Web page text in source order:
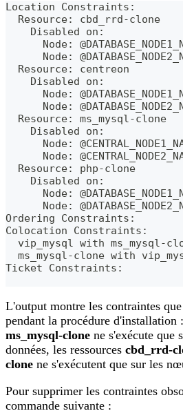
Location Constraints:
  Resource: cbd_rrd-clone
    Disabled on:
Node:
Node:
  Resource: centreon
    Disabled on:
Node:
Node:
  Resource: ms_mysql-clone
    Disabled on:
Node:
Node:
  Resource: php-clone
    Disabled on:
Node:
Node:
Ordering Constraints:
Colocation Constraints:
vip_mysql with ms_mysql-
ms_mysql-clone with
Ticket Constraints:
L'output montre les contraintes
pendant la procédure d'installation
ms_mysql-clone ne s'exécute que
données, les ressources cbd_rrd-
clone ne s'exécutent que sur les
Pour supprimer les contraintes
commande suivante :